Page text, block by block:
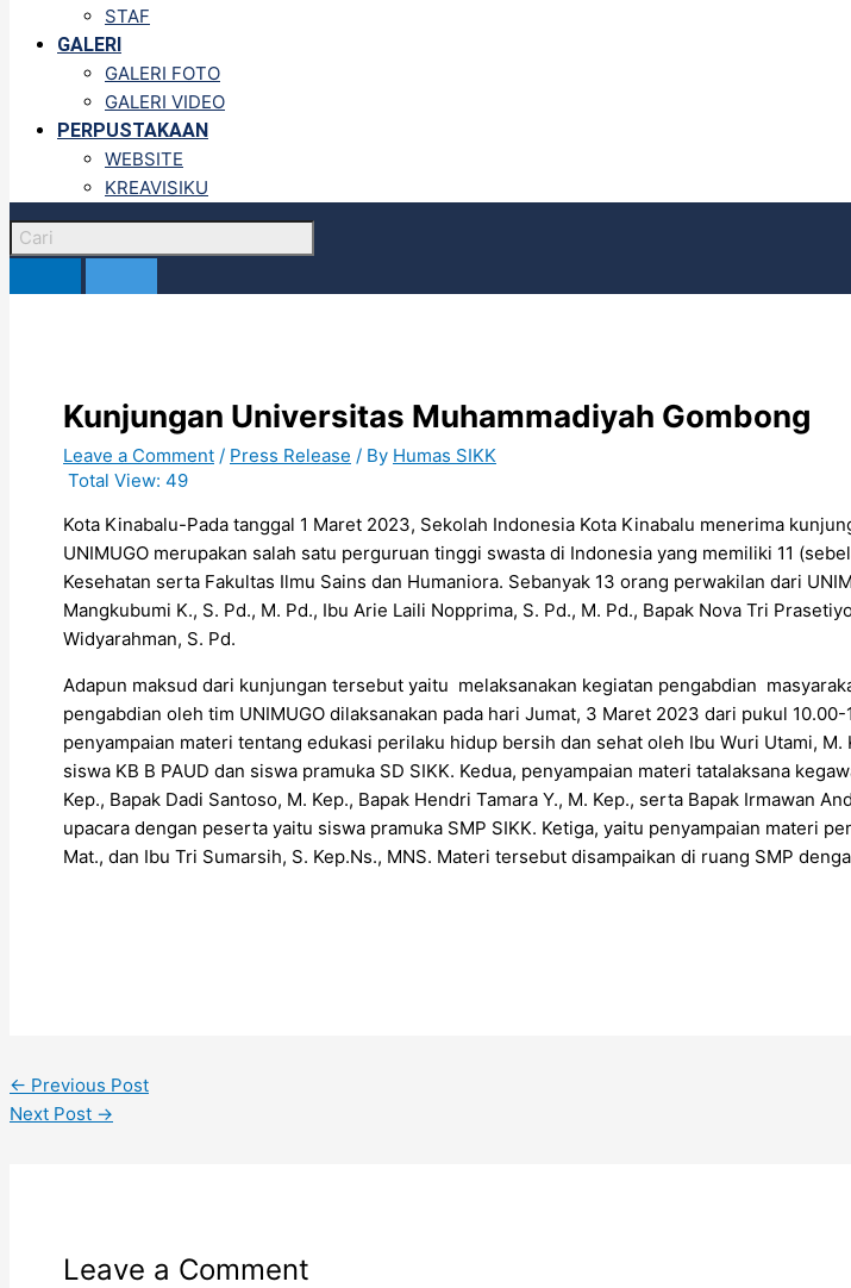
STAF
GALERI
GALERI FOTO
GALERI VIDEO
PERPUSTAKAAN
WEBSITE
KREAVISIKU
Kunjungan Universitas Muhammadiyah Gombong
Leave a Comment / Press Release / By Humas SIKK
Total View: 49
Kota Kinabalu-Pada tanggal 1 Maret 2023, Sekolah Indonesia Kota Kinabalu menerima
UNIMUGO merupakan salah satu perguruan tinggi swasta di Indonesia yang memiliki 11
Kesehatan serta Fakultas Ilmu Sains dan Humaniora. Sebanyak 13 orang perwakilan dari
Mangkubumi K., S. Pd., M. Pd., Ibu Arie Laili Nopprima, S. Pd., M. Pd., Bapak Nova Tri
Widyarahman, S. Pd.
Adapun maksud dari kunjungan tersebut yaitu melaksanakan kegiatan pengabdian
pengabdian oleh tim UNIMUGO dilaksanakan pada hari Jumat, 3 Maret 2023 dari pukul
penyampaian materi tentang edukasi perilaku hidup bersih dan sehat oleh Ibu Wuri Utami,
siswa KB B PAUD dan siswa pramuka SD SIKK. Kedua, penyampaian materi tatalaksana
Kep., Bapak Dadi Santoso, M. Kep., Bapak Hendri Tamara Y., M. Kep., serta Bapak Irmawan
upacara dengan peserta yaitu siswa pramuka SMP SIKK. Ketiga, yaitu penyampaian materi
Mat., dan Ibu Tri Sumarsih, S. Kep.Ns., MNS. Materi tersebut disampaikan di ruang SMP
← Previous Post
Next Post →
Leave a Comment